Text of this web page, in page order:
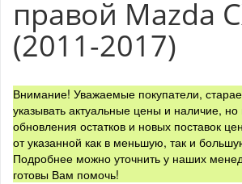
правой Mazda
(2011-2017)
Внимание! Уважаемые покупатели,
указывать актуальные цены и наличие, но
обновления остатков и новых поставок
от указанной как в меньшую, так и
Подробнее можно уточнить у наших
готовы Вам помочь!